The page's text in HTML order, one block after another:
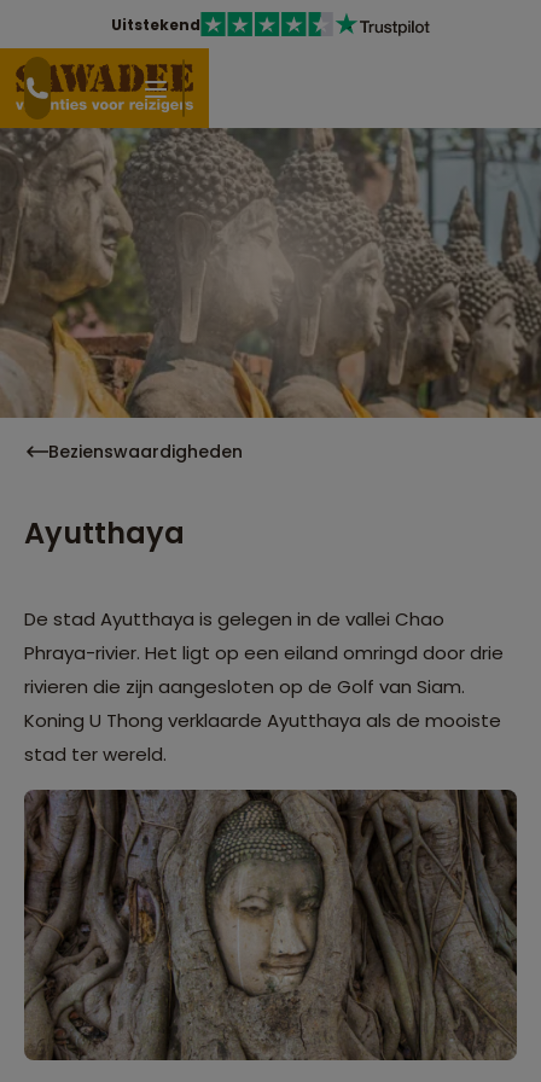
Uitstekend
Bezienswaardigheden
Ayutthaya
De stad Ayutthaya is gelegen in de vallei Chao
Phraya-rivier. Het ligt op een eiland omringd door drie
rivieren die zijn aangesloten op de Golf van Siam.
Koning U Thong verklaarde Ayutthaya als de mooiste
stad ter wereld.